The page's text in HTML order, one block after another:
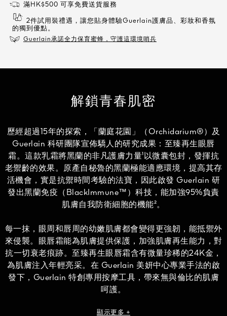
滿HK$500 可享免費送貨服務
2件試用裝禮遇，讓您貼身體驗Guerlain護膚品、彩妝和香氛
的獨到優點。
Guerlain承諾全力保育蜜蜂，守護這環境哨兵
解鎖青春肌密
歷經超過15年的探索，「蘭庭花園」（Orchidarium®）及
Guerlain 科研團隊宣佈驕人的研究成果：至臻再生眼唇
霜。這款乳霜將黑蘭的非凡護膚力量¹以微囊包封，發揮抗
老禦齡的效果。原產自秘魯的黑蘭極能適應環境，提高其存
活機會，實是抗禦時間考驗的法寶，因此啟發 Guerlain 研
發出黑蘭免疫（BlackImmune™）科技，能加強95%負責
肌膚自我防衛細胞的機能²。
每一抹，眼周和唇周的幼嫩肌膚都會變得更強韌，能抵禦外
來侵襲。眼唇霜能為肌膚提供保護，加強肌膚再生能力，對
抗一切衰老痕跡。至臻再生眼唇霜含有微量珍稀的24K金，
為肌膚注入年輕亮采。在 Guerlain 美妍中心專業手法的啟
發下，Guerlain 特創專用按摩工具，帶來無與倫比的肌膚
呵護。
顯示更多 +